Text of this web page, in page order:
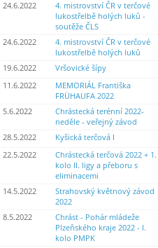
24.6.2022
4. mistrovství ČR v terčové
lukostřelbě holých luků -
soutěže ČLS
24.6.2022
4. mistrovství ČR v terčové
lukostřelbě holých luků
19.6.2022 Vršovické šípy
11.6.2022
MEMORIÁL Františka
FRÜHAUFA 2022
5.6.2022
Chrástecká terénní 2022-
neděle - veřejný závod
28.5.2022 Kyšická terčová I
22.5.2022
Chrástecká terčová 2022 + 1.
kolo II. ligy a přeboru s
eliminacemi
14.5.2022
Strahovský květnový závod
2022
8.5.2022
Chrást - Pohár mládeže
Plzeňského kraje 2022 - I.
kolo PMPK